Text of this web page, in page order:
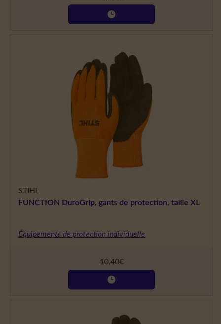
STIHL
FUNCTION DuroGrip, gants de protection, taille XL
Équipements de protection individuelle
10,40€